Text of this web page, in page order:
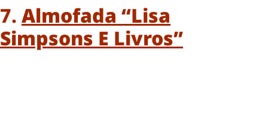
7. Almofada “Lisa
Simpsons E Livros”